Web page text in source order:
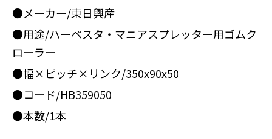
●メーカー/東日興産
●用途/ハーベスタ・マニアスプレッター用ゴムク
ローラー
●幅×ピッチ×リンク/350x90x50
●コード/HB359050
●本数/1本